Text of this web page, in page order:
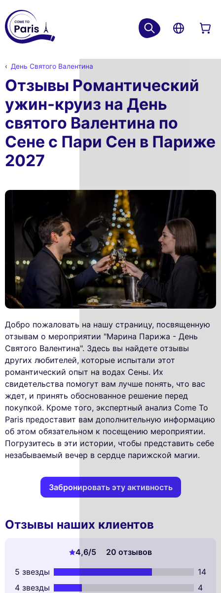
День Святого Валентина
Отзывы Романтический
ужин-круиз на День
святого Валентина по
Сене с Пари Сен в Париже
2027
Добро пожаловать на нашу страницу, посвященную
отзывам о мероприятии "Марина Парижа - День
Святого Валентина". Здесь вы найдете отзывы
других любителей, которые испытали этот
романтический опыт на водах Сены. Их
свидетельства помогут вам лучше понять, что вас
ждет, и принять обоснованное решение перед
покупкой. Кроме того, экспертный анализ Come To
Paris предоставит вам дополнительную информацию
об этом обязательном к посещению мероприятии.
Погрузитесь в эти истории, чтобы представить себе
незабываемый вечер в сердце парижской магии.
Забронировать эту активность
Отзывы наших клиентов
4,6/5
20 отзывов
5 звезды
14
4 звезды
4